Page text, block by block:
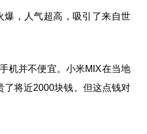
爆，人气超高，吸引了来自世
机并不便宜。小米MIX在当地
了将近2000块钱。但这点钱对